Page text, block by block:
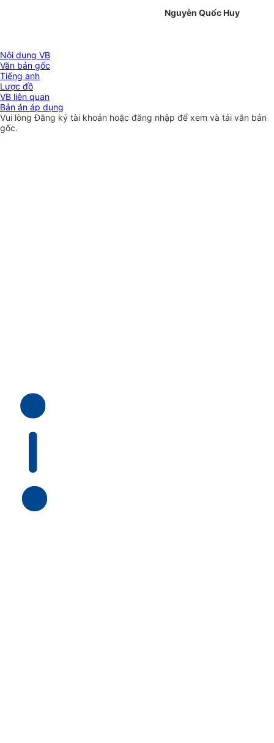
Nguyễn Quốc Huy
Nội dung VB
Văn bản gốc
Tiếng anh
Lược đồ
VB liên quan
Bản án áp dụng
Vui lòngĐăng ký tài khoản hoặc đăng nhập để xem và tải văn bản
gốc.